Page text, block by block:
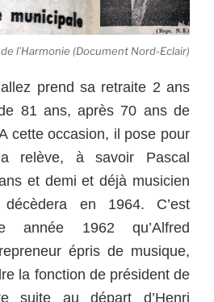
l’Harmonie (Document Nord-Eclair)
prend sa retraite 2 ans
81 ans, après 70 ans de
cette occasion, il pose pour
relève, à savoir Pascal
et demi et déjà musicien
décèdera en 1964. C’est
année 1962 qu’Alfred
épris de musique,
la fonction de président de
suite au départ d’Henri